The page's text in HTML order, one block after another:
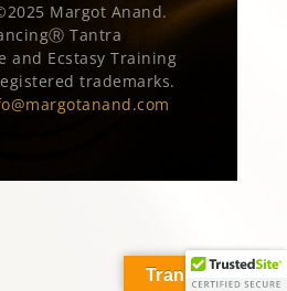
Margot Anand.
Tantra
and Ecstasy Training
trademarks.
Translate »